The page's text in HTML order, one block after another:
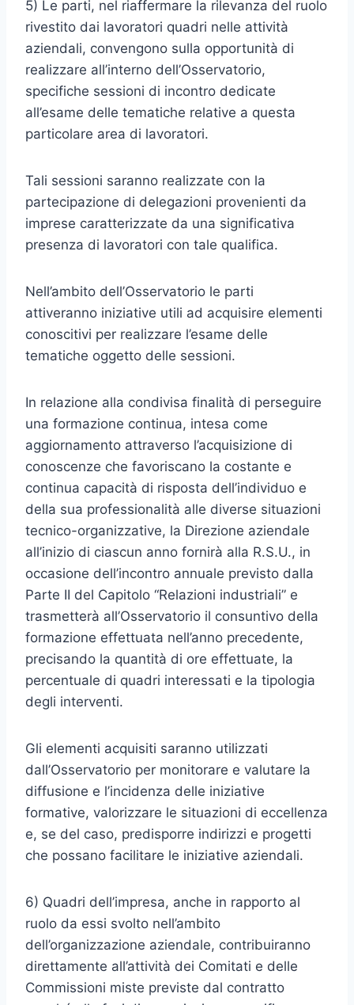
5) Le parti, nel riaffermare la rilevanza del ruolo
rivestito dai lavoratori quadri nelle attività
aziendali, convengono sulla opportunità di
realizzare all’interno dell’Osservatorio,
specifiche sessioni di incontro dedicate
all’esame delle tematiche relative a questa
particolare area di lavoratori.
Tali sessioni saranno realizzate con la
partecipazione di delegazioni provenienti da
imprese caratterizzate da una significativa
presenza di lavoratori con tale qualifica.
Nell’ambito dell’Osservatorio le parti
attiveranno iniziative utili ad acquisire elementi
conoscitivi per realizzare l’esame delle
tematiche oggetto delle sessioni.
In relazione alla condivisa finalità di perseguire
una formazione continua, intesa come
aggiornamento attraverso l’acquisizione di
conoscenze che favoriscano la costante e
continua capacità di risposta dell’individuo e
della sua professionalità alle diverse situazioni
tecnico-organizzative, la Direzione aziendale
all’inizio di ciascun anno fornirà alla R.S.U., in
occasione dell’incontro annuale previsto dalla
Parte II del Capitolo “Relazioni industriali” e
trasmetterà all’Osservatorio il consuntivo della
formazione effettuata nell’anno precedente,
precisando la quantità di ore effettuate, la
percentuale di quadri interessati e la tipologia
degli interventi.
Gli elementi acquisiti saranno utilizzati
dall’Osservatorio per monitorare e valutare la
diffusione e l’incidenza delle iniziative
formative, valorizzare le situazioni di eccellenza
e, se del caso, predisporre indirizzi e progetti
che possano facilitare le iniziative aziendali.
6) Quadri dell’impresa, anche in rapporto al
ruolo da essi svolto nell’ambito
dell’organizzazione aziendale, contribuiranno
direttamente all’attività dei Comitati e delle
Commissioni miste previste dal contratto